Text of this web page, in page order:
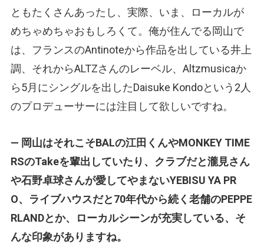
ともたくさんあったし、実際、いま、ローカルが
めちゃめちゃおもしろくて。俺が住んでる岡山で
は、フランスのAntinoteから作品を出している井上
調、それからALTZさんのレーベル、Altzmusicaか
ら5月にシングルを出したDaisuke Kondoという2人
のプロデューサーには注目して欲しいですね。
— 岡山はそれこそBALの江田くんやMONKEY TIME
RSのTakeを輩出していたり、クラブだと瀧見さん
や石野卓球さんが愛してやまないYEBISU YA PR
O、ライブハウスだと70年代から続く老舗のPEPPE
RLANDとか、ローカルシーンが充実している、そ
んな印象がありますね。